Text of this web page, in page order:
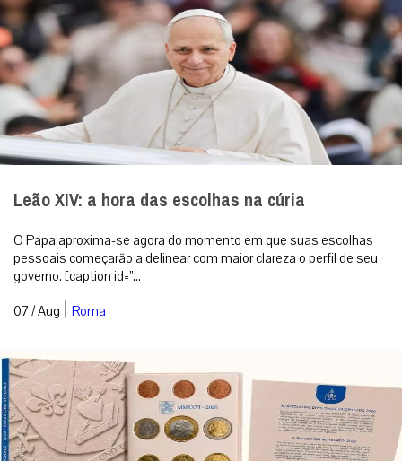
Leão XIV: a hora das escolhas na cúria
O Papa aproxima-se agora do momento em que suas escolhas
pessoais começarão a delinear com maior clareza o perfil de seu
governo. [caption id=”...
07 / Aug | Roma